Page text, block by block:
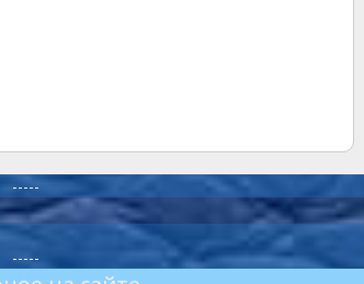
-----
-----